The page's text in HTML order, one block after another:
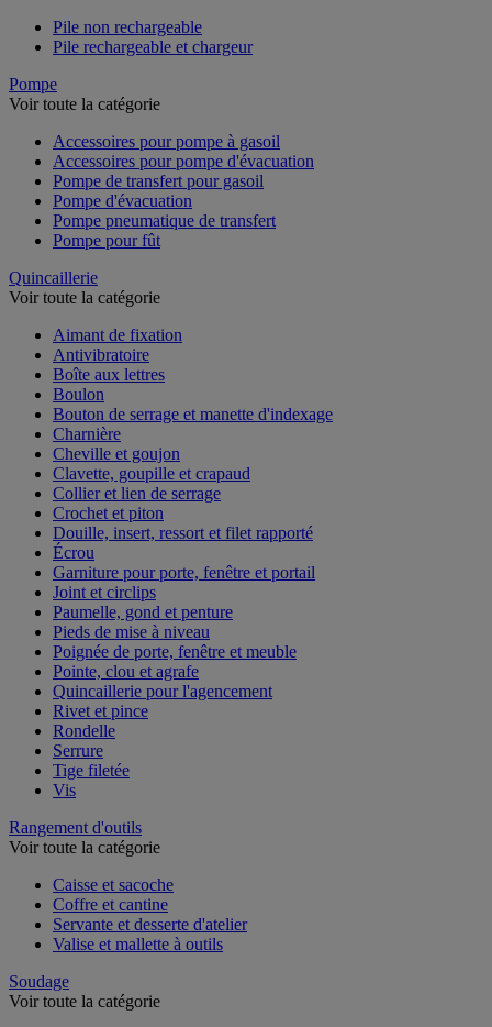
Pile non rechargeable
Pile rechargeable et chargeur
Pompe
Voir toute la catégorie
Accessoires pour pompe à gasoil
Accessoires pour pompe d'évacuation
Pompe de transfert pour gasoil
Pompe d'évacuation
Pompe pneumatique de transfert
Pompe pour fût
Quincaillerie
Voir toute la catégorie
Aimant de fixation
Antivibratoire
Boîte aux lettres
Boulon
Bouton de serrage et manette d'indexage
Charnière
Cheville et goujon
Clavette, goupille et crapaud
Collier et lien de serrage
Crochet et piton
Douille, insert, ressort et filet rapporté
Écrou
Garniture pour porte, fenêtre et portail
Joint et circlips
Paumelle, gond et penture
Pieds de mise à niveau
Poignée de porte, fenêtre et meuble
Pointe, clou et agrafe
Quincaillerie pour l'agencement
Rivet et pince
Rondelle
Serrure
Tige filetée
Vis
Rangement d'outils
Voir toute la catégorie
Caisse et sacoche
Coffre et cantine
Servante et desserte d'atelier
Valise et mallette à outils
Soudage
Voir toute la catégorie